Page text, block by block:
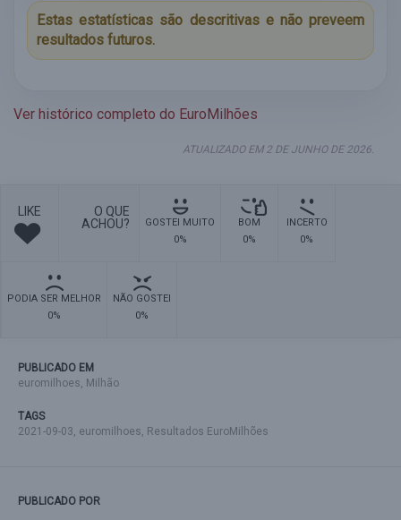
Estas estatísticas são descritivas e não preveem
resultados futuros.
Ver histórico completo do EuroMilhões
ATUALIZADO EM 2 DE JUNHO DE 2026.
LIKE
O QUE
ACHOU?
GOSTEI MUITO
0%
BOM
0%
INCERTO
0%
PODIA SER MELHOR
0%
NÃO GOSTEI
0%
PUBLICADO EM
euromilhoes, Milhão
TAGS
2021-09-03, euromilhoes, Resultados EuroMilhões
PUBLICADO POR